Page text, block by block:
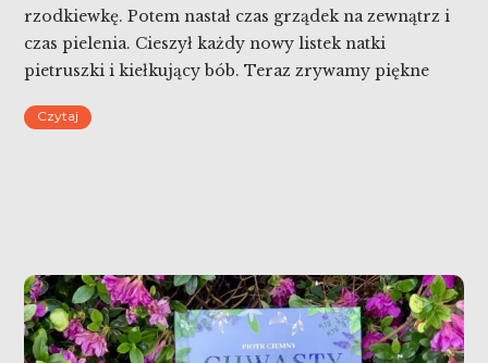
rzodkiewkę. Potem nastał czas grządek na zewnątrz i
czas pielenia. Cieszył każdy nowy listek natki
pietruszki i kiełkujący bób. Teraz zrywamy piękne
przepisem na nasze pyszności: sałatka z kapustą –
Czytaj